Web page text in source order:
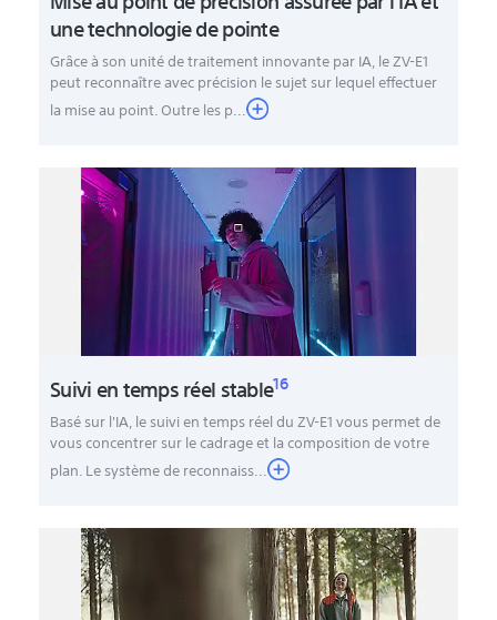
une technologie de pointe
Grâce à son unité de traitement innovante par IA, le ZV-E1
peut reconnaître avec précision le sujet sur lequel effectuer
la mise au point. Outre les p...
Suivi en temps réel stable16
Basé sur l'IA, le suivi en temps réel du ZV-E1 vous permet de
vous concentrer sur le cadrage et la composition de votre
plan. Le système de reconnaiss...